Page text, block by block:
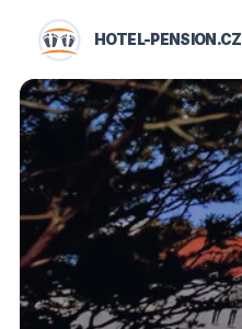
HOTEL-PENSION.CZ